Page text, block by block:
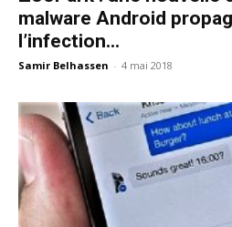
malware Android
l’infection...
Samir Belhassen - 4 mai 2018